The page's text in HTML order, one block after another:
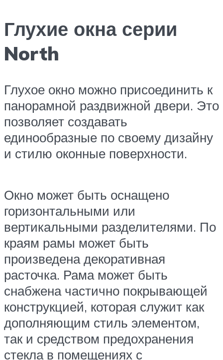
Глухие окна серии
North
Глухое окно можно присоединить к
панорамной раздвижной двери. Это
позволяет создавать
единообразные по своему дизайну
и стилю оконные поверхности.
Окно может быть оснащено
горизонтальными или
вертикальными разделителями. По
краям рамы может быть
произведена декоративная
расточка. Рама может быть
снабжена частично покрывающей
конструкцией, которая служит как
дополняющим стиль элементом,
так и средством предохранения
стекла в помещениях с